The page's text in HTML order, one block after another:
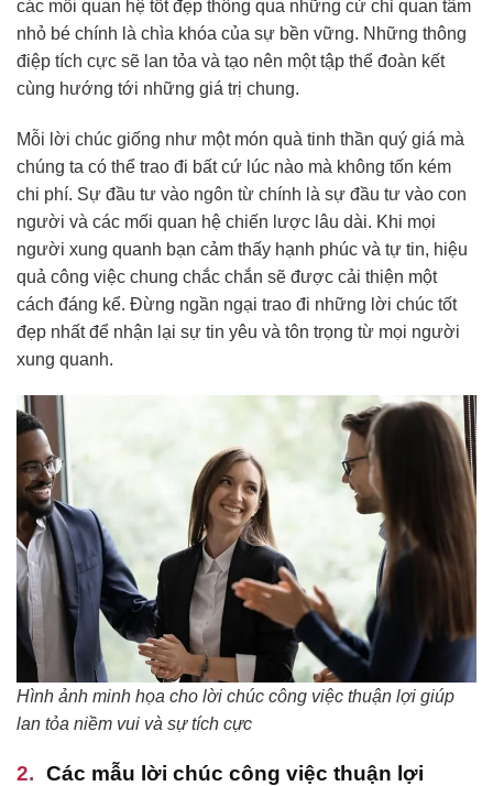
các mối quan hệ tốt đẹp thông qua những cử chỉ quan tâm
nhỏ bé chính là chìa khóa của sự bền vững. Những thông
điệp tích cực sẽ lan tỏa và tạo nên một tập thể đoàn kết
cùng hướng tới những giá trị chung.
Mỗi lời chúc giống như một món quà tinh thần quý giá mà
chúng ta có thể trao đi bất cứ lúc nào mà không tốn kém
chi phí. Sự đầu tư vào ngôn từ chính là sự đầu tư vào con
người và các mối quan hệ chiến lược lâu dài. Khi mọi
người xung quanh bạn cảm thấy hạnh phúc và tự tin, hiệu
quả công việc chung chắc chắn sẽ được cải thiện một
cách đáng kể. Đừng ngần ngại trao đi những lời chúc tốt
đẹp nhất để nhận lại sự tin yêu và tôn trọng từ mọi người
xung quanh.
Hình ảnh minh họa cho lời chúc công việc thuận lợi giúp
lan tỏa niềm vui và sự tích cực
Các mẫu lời chúc công việc thuận lợi